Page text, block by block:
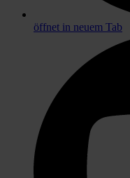
öffnet in neuem Tab